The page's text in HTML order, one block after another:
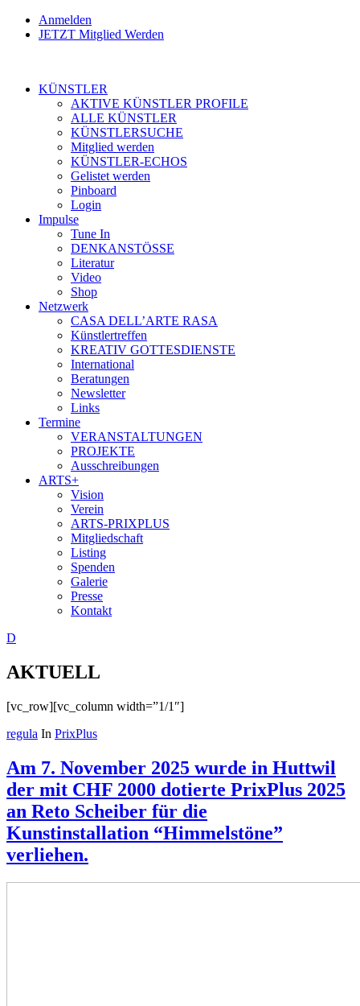
Anmelden
JETZT Mitglied Werden
KÜNSTLER
AKTIVE KÜNSTLER PROFILE
ALLE KÜNSTLER
KÜNSTLERSUCHE
Mitglied werden
KÜNSTLER-ECHOS
Gelistet werden
Pinboard
Login
Impulse
Tune In
DENKANSTÖSSE
Literatur
Video
Shop
Netzwerk
CASA DELL’ARTE RASA
Künstlertreffen
KREATIV GOTTESDIENSTE
International
Beratungen
Newsletter
Links
Termine
VERANSTALTUNGEN
PROJEKTE
Ausschreibungen
ARTS+
Vision
Verein
ARTS-PRIXPLUS
Mitgliedschaft
Listing
Spenden
Galerie
Presse
Kontakt
D
AKTUELL
[vc_row][vc_column width=”1/1″]
regula In PrixPlus
Am 7. November 2025 wurde in Huttwil
der mit CHF 2000 dotierte PrixPlus 2025
an Reto Scheiber für die
Kunstinstallation “Himmelstöne”
verliehen.